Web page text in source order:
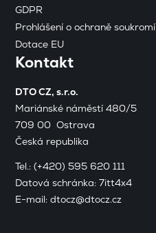
GDPR
Prohlášení o ochraně soukromí
Dotace EU
Kontakt
DTO CZ, s.r.o.
Mariánské náměstí 480/5
709 00 Ostrava
Česká republika
Tel.:(+420) 595 620 111
Datová schránka: 7itt4x4
E-mail:dtocz@dtocz.cz